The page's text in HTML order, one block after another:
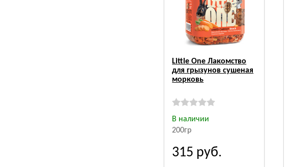
Little One Лакомство
для грызунов сушеная
морковь
В наличии
200гр
315 руб.